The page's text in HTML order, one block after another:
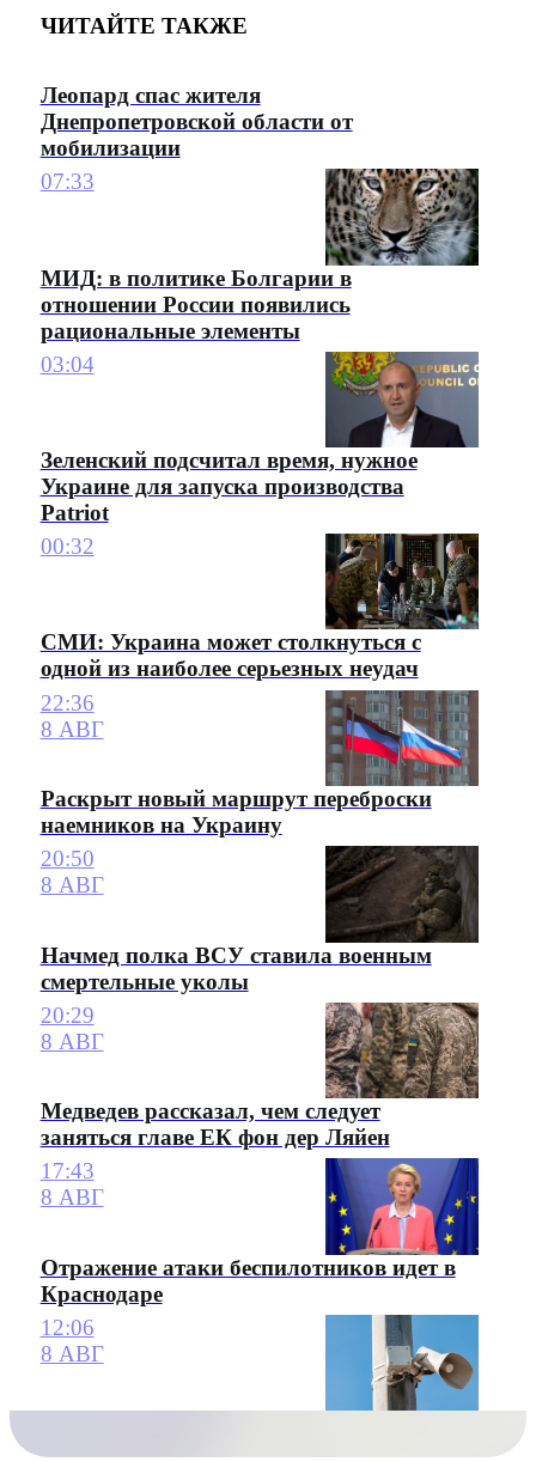
ЧИТАЙТЕ ТАКЖЕ
Леопард спас жителя
Днепропетровской области от
мобилизации
07:33
МИД: в политике Болгарии в
отношении России появились
рациональные элементы
03:04
Зеленский подсчитал время, нужное
Украине для запуска производства
Patriot
00:32
СМИ: Украина может столкнуться с
одной из наиболее серьезных неудач
22:36
8 АВГ
Раскрыт новый маршрут переброски
наемников на Украину
20:50
8 АВГ
Начмед полка ВСУ ставила военным
смертельные уколы
20:29
8 АВГ
Медведев рассказал, чем следует
заняться главе ЕК фон дер Ляйен
17:43
8 АВГ
Отражение атаки беспилотников идет в
Краснодаре
12:06
8 АВГ